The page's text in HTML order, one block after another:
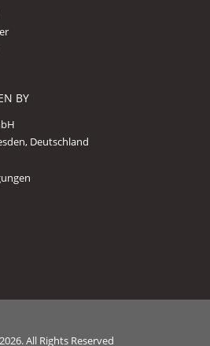
BY
Deutschland
All Rights Reserved